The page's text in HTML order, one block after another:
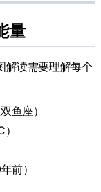
量
解读需要理解每个
鱼座）
前）